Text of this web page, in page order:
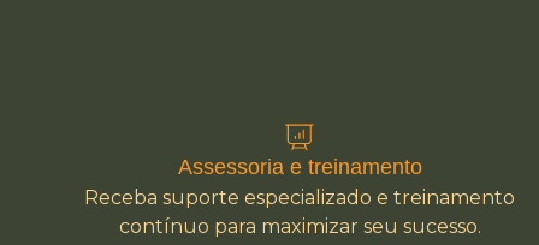
Assessoria e treinamento
Receba suporte especializado e treinamento
contínuo para maximizar seu sucesso.